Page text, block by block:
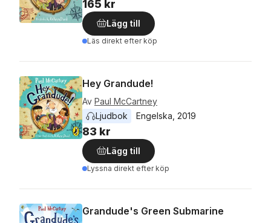
165 kr
Lägg till
Läs direkt efter köp
Hey Grandude!
Av Paul McCartney
Ljudbok
Engelska 2019
83 kr
Lägg till
Lyssna direkt efter köp
Grandude's Green Submarine